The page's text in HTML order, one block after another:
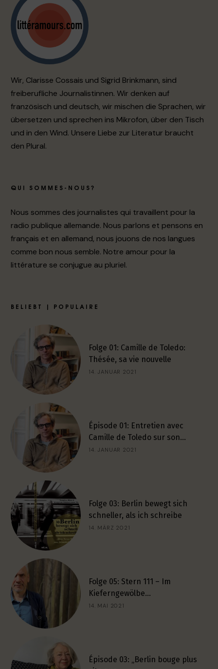
Wir, Clarisse Cossais und Sigrid Brinkmann, sind
freiberufliche Journalistinnen. Wir denken auf
französisch und deutsch, wir mischen die Sprachen, wir
übersetzen und sprechen ins Mikrofon, über den Tisch
und in den Wind. Unsere Liebe zur Literatur braucht
den Plural.
QUI SOMMES-NOUS?
Nous sommes des journalistes qui travaillent pour la
radio publique allemande. Nous parlons et pensons en
français et en allemand, nous jouons de nos langues
comme bon nous semble. Notre amour pour la
littérature se conjugue au pluriel.
BELIEBT | POPULAIRE
Folge 01: Camille de Toledo:
Thésée, sa vie nouvelle
14. JANUAR 2021
Épisode 01: Entretien avec
Camille de Toledo sur son…
14. JANUAR 2021
Folge 03: Berlin bewegt sich
schneller, als ich schreibe
14. MÄRZ 2021
Folge 05: Stern 111 – Im
Kieferngewölbe…
14. MAI 2021
Épisode 03: „Berlin bouge plus